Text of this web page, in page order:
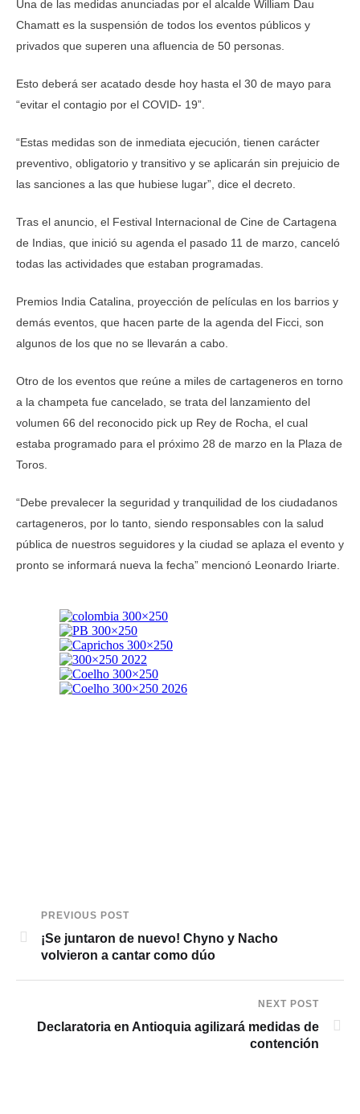
Una de las medidas anunciadas por el alcalde William Dau
Chamatt es la suspensión de todos los eventos públicos y
privados que superen una afluencia de 50 personas.
Esto deberá ser acatado desde hoy hasta el 30 de mayo para
“evitar el contagio por el COVID- 19”.
“Estas medidas son de inmediata ejecución, tienen carácter
preventivo, obligatorio y transitivo y se aplicarán sin prejuicio de
las sanciones a las que hubiese lugar”, dice el decreto.
Tras el anuncio, el Festival Internacional de Cine de Cartagena
de Indias, que inició su agenda el pasado 11 de marzo, canceló
todas las actividades que estaban programadas.
Premios India Catalina, proyección de películas en los barrios y
demás eventos, que hacen parte de la agenda del Ficci, son
algunos de los que no se llevarán a cabo.
Otro de los eventos que reúne a miles de cartageneros en torno
a la champeta fue cancelado, se trata del lanzamiento del
volumen 66 del reconocido pick up Rey de Rocha, el cual
estaba programado para el próximo 28 de marzo en la Plaza de
Toros.
“Debe prevalecer la seguridad y tranquilidad de los ciudadanos
cartageneros, por lo tanto, siendo responsables con la salud
pública de nuestros seguidores y la ciudad se aplaza el evento y
pronto se informará nueva la fecha” mencionó Leonardo Iriarte.
PREVIOUS POST
¡Se juntaron de nuevo! Chyno y Nacho
volvieron a cantar como dúo
NEXT POST
Declaratoria en Antioquia agilizará medidas de
contención